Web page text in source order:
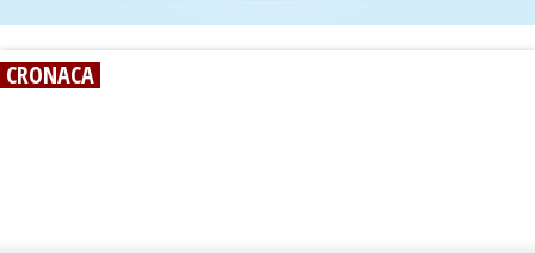
CRONACA